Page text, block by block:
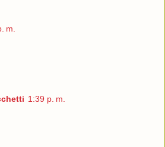
m.
1:39 p. m.